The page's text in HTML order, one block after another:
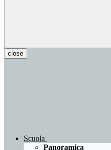
close
Scuola
Panoramica